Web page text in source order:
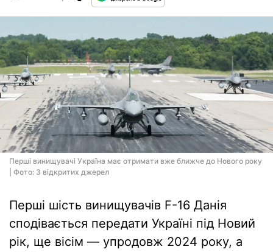
Перші винищувачі Україна має отримати вже ближче до Нового року
| Фото: З відкритих джерел
Перші шість винищувачів F-16 Данія
сподівається передати Україні під Новий
рік, ще вісім — упродовж 2024 року, а